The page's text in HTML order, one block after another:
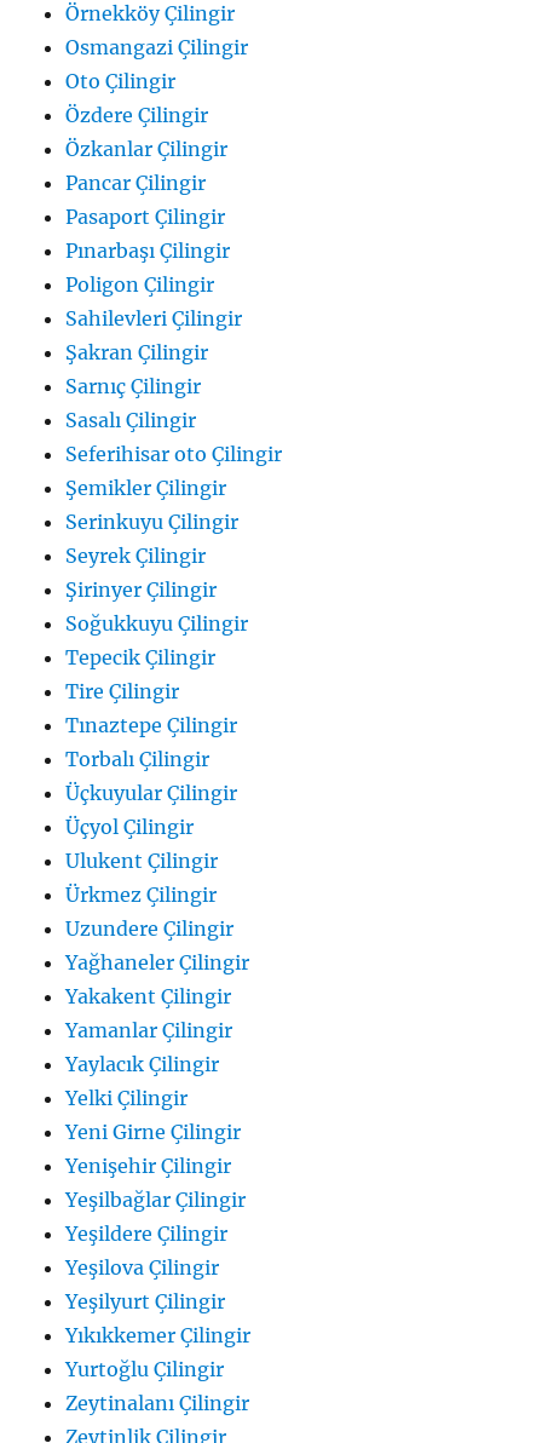
Örnekköy Çilingir
Osmangazi Çilingir
Oto Çilingir
Özdere Çilingir
Özkanlar Çilingir
Pancar Çilingir
Pasaport Çilingir
Pınarbaşı Çilingir
Poligon Çilingir
Sahilevleri Çilingir
Şakran Çilingir
Sarnıç Çilingir
Sasalı Çilingir
Seferihisar oto Çilingir
Şemikler Çilingir
Serinkuyu Çilingir
Seyrek Çilingir
Şirinyer Çilingir
Soğukkuyu Çilingir
Tepecik Çilingir
Tire Çilingir
Tınaztepe Çilingir
Torbalı Çilingir
Üçkuyular Çilingir
Üçyol Çilingir
Ulukent Çilingir
Ürkmez Çilingir
Uzundere Çilingir
Yağhaneler Çilingir
Yakakent Çilingir
Yamanlar Çilingir
Yaylacık Çilingir
Yelki Çilingir
Yeni Girne Çilingir
Yenişehir Çilingir
Yeşilbağlar Çilingir
Yeşildere Çilingir
Yeşilova Çilingir
Yeşilyurt Çilingir
Yıkıkkemer Çilingir
Yurtoğlu Çilingir
Zeytinalanı Çilingir
Zeytinlik Çilingir